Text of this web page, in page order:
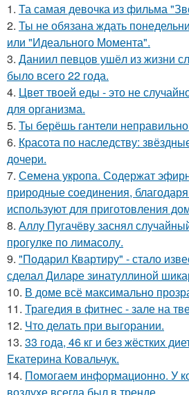
1. Та самая девочка из фильма
2. Ты не обязана ждать
или "Идеального Момента".
3. Даниил певцов ушёл из жизни
было всего 22 года.
4. Цвет твоей еды - это не
для организма.
5. Ты берёшь гантели
6. Красота по наследству:
дочери.
7. Семена укропа. Содержат
природные соединения,
используют для приготовления
8. Аллу Пугачёву заснял
прогулке по лимасолу.
9. "Подарил Квартиру" - стало
сделал Диларе зинатуллиной
10. В доме всё максимально
11. Трагедия в фитнес - зале на
12. Что делать при выгорании.
13. 33 года, 46 кг и без жёстких
Екатерина Ковальчук.
14. Помогаем информационно. У